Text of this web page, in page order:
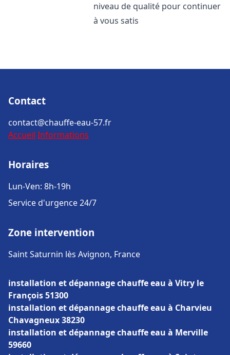
niveau de qualité pour continuer
à vous satis
Contact
contact@chauffe-eau-57.fr
Accueil Informations
Horaires
Lun-Ven: 8h-19h
Service d'urgence 24/7
Zone intervention
Saint Saturnin lès Avignon, France
installation et dépannage chauffe eau à Vitry le
François 51300
installation et dépannage chauffe eau à Charvieu
Chavagneux 38230
installation et dépannage chauffe eau à Merville
59660